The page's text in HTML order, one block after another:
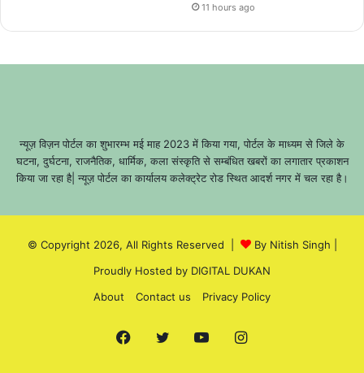
11 hours ago
न्यूज़ विज़न पोर्टल का शुभारम्भ मई माह 2023 में किया गया, पोर्टल के माध्यम से जिले के
घटना, दुर्घटना, राजनैतिक, धार्मिक, कला संस्कृति से सम्बंधित खबरों का लगातार प्रकाशन
किया जा रहा है| न्यूज़ पोर्टल का कार्यालय कलेक्ट्रेट रोड स्थित आदर्श नगर में चल रहा है।
© Copyright 2026, All Rights Reserved | By Nitish Singh
Proudly Hosted by DIGITAL DUKAN
About
Contact us Privacy Policy
Facebook
Twitter YouTubeInstagram